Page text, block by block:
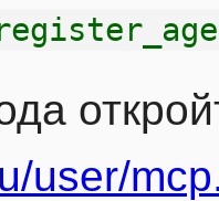
user/